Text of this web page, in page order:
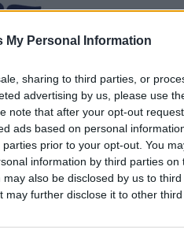
My Personal Information
sharing to third parties, or
advertising by us, please use
note that after your opt-out
ads based on personal
prior to your opt-out. You
information by third parties on
also be disclosed by us to
may further disclose it to other third